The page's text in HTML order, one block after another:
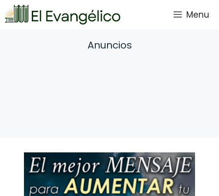
Saltar
al
Menu
Anuncios